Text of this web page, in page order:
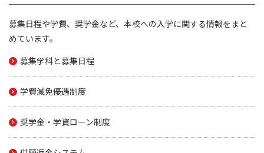
募集日程や学費、奨学金など、本校への入学に関する情報をまと
めています。
募集学科と募集日程
学費減免優遇制度
奨学金・学資ローン制度